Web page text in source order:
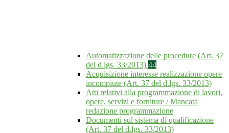
Automatizzazione delle procedure (Art. 37
del d.lgs. 33/2013) 44
Acquisizione interesse realizzazione opere
incompiute (Art. 37 del d.lgs. 33/2013)
Atti relativi alla programmazione di lavori,
opere, servizi e forniture / Mancata
redazione programmazione
Documenti sul sistema di qualificazione
(Art. 37 del d.lgs. 33/2013)